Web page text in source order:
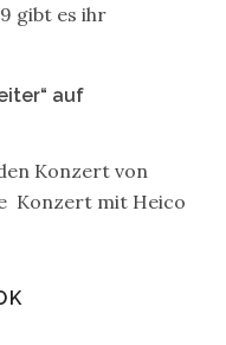
gibt es ihr
auf
Konzert von
Konzert mit Heico